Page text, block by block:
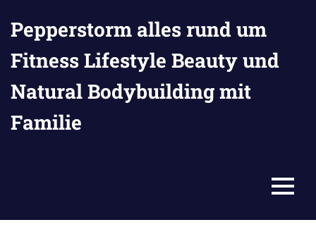
Inhalt
springen
Pepperstorm alles rund um
Fitness Lifestyle Beauty und
Natural Bodybuilding mit
Familie
MENU